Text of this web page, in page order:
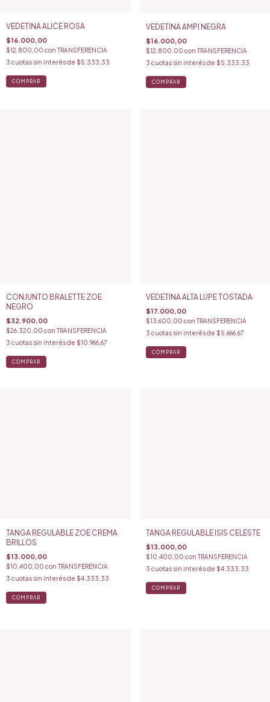
VEDETINA ALICE ROSA
$16.000,00
$12.800,00 con TRANSFERENCIA
3 cuotas sin interés de $5.333,33
COMPRAR
VEDETINA AMPI NEGRA
$16.000,00
$12.800,00 con TRANSFERENCIA
3 cuotas sin interés de $5.333,33
COMPRAR
CONJUNTO BRALETTE ZOE
NEGRO
$32.900,00
$26.320,00 con TRANSFERENCIA
3 cuotas sin interés de $10.966,67
COMPRAR
VEDETINA ALTA LUPE TOSTADA
$17.000,00
$13.600,00 con TRANSFERENCIA
3 cuotas sin interés de $5.666,67
COMPRAR
TANGA REGULABLE ZOE CREMA
BRILLOS
$13.000,00
$10.400,00 con TRANSFERENCIA
3 cuotas sin interés de $4.333,33
TANGA REGULABLE ISIS CELESTE
$13.000,00
$10.400,00 con TRANSFERENCIA
3 cuotas sin interés de $4.333,33